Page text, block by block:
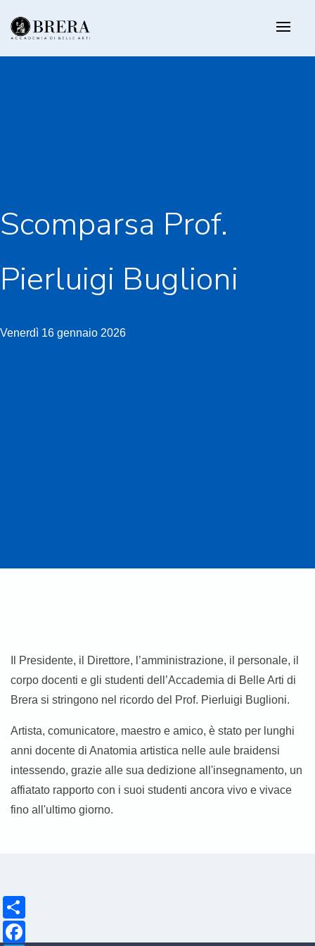
contenuto
principale
Scomparsa Prof.
Pierluigi Buglioni
Venerdì 16 gennaio 2026
Il Presidente, il Direttore, l’amministrazione, il personale, il
corpo docenti e gli studenti dell’Accademia di Belle Arti di
Brera si stringono nel ricordo del Prof. Pierluigi Buglioni.
Artista, comunicatore, maestro e amico, è stato per lunghi
anni docente di Anatomia artistica nelle aule braidensi
intessendo, grazie alle sua dedizione all'insegnamento, un
affiatato rapporto con i suoi studenti ancora vivo e vivace
fino all'ultimo giorno.